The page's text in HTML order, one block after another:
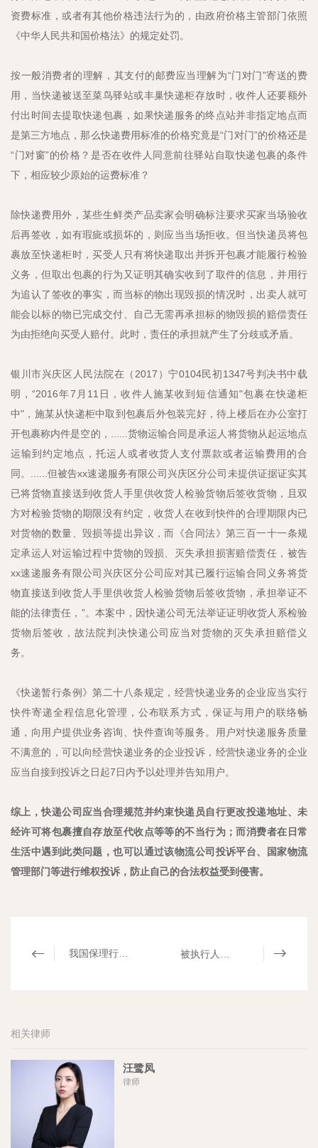
资费标准，或者有其他价格违法行为的，由政府价格主管部门依照
《中华人民共和国价格法》的规定处罚。
按一般消费者的理解，其支付的邮费应当理解为“门对门”寄送的费
用，当快递被送至菜鸟驿站或丰巢快递柜存放时，收件人还要额外
付出时间去提取快递包裹，如果快递服务的终点站并非指定地点而
是第三方地点，那么快递费用标准的价格究竟是“门对门”的价格还是
“门对窗”的价格？是否在收件人同意前往驿站自取快递包裹的条件
下，相应较少原始的运费标准？
除快递费用外，某些生鲜类产品卖家会明确标注要求买家当场验收
后再签收，如有瑕疵或损坏的，则应当当场拒收。但当快递员将包
裹放至快递柜时，买受人只有将快递取出并拆开包裹才能履行检验
义务，但取出包裹的行为又证明其确实收到了取件的信息，并用行
为追认了签收的事实，而当标的物出现毁损的情况时，出卖人就可
能会以标的物已完成交付、自己无需再承担标的物毁损的赔偿责任
为由拒绝向买受人赔付。此时，责任的承担就产生了分歧或矛盾。
银川市兴庆区人民法院在（2017）宁0104民初1347号判决书中载
明，“2016年7月11日，收件人施某收到短信通知"包裹在快递柜
中"，施某从快递柜中取到包裹后外包装完好，待上楼后在办公室打
开包裹称内件是空的，......货物运输合同是承运人将货物从起运地点
运输到约定地点，托运人或者收货人支付票款或者运输费用的合
同。......但被告xx速递服务有限公司兴庆区分公司未提供证据证实其
已将货物直接送到收货人手里供收货人检验货物后签收货物，且双
方对检验货物的期限没有约定，收货人在收到快件的合理期限内已
对货物的数量、毁损等提出异议，而《合同法》第三百一十一条规
定承运人对运输过程中货物的毁损、灭失承担损害赔偿责任，被告
xx速递服务有限公司兴庆区分公司应对其已履行运输合同义务将货
物直接送到收货人手里供收货人检验货物后签收货物，承担举证不
能的法律责任，”。本案中，因快递公司无法举证证明收货人系检验
货物后签收，故法院判决快递公司应当对货物的灭失承担赔偿义
务。
《快递暂行条例》第二十八条规定，经营快递业务的企业应当实行
快件寄递全程信息化管理，公布联系方式，保证与用户的联络畅
通，向用户提供业务咨询、快件查询等服务。用户对快递服务质量
不满意的，可以向经营快递业务的企业投诉，经营快递业务的企业
应当自接到投诉之日起7日内予以处理并告知用户。
综上，快递公司应当合理规范并约束快递员自行更改投递地址、未
经许可将包裹擅自存放至代收点等等的不当行为；而消费者在日常
生活中遇到此类问题，也可以通过该物流公司投诉平台、国家物流
管理部门等进行维权投诉，防止自己的合法权益受到侵害。
相关律师
汪鹭凤
律师